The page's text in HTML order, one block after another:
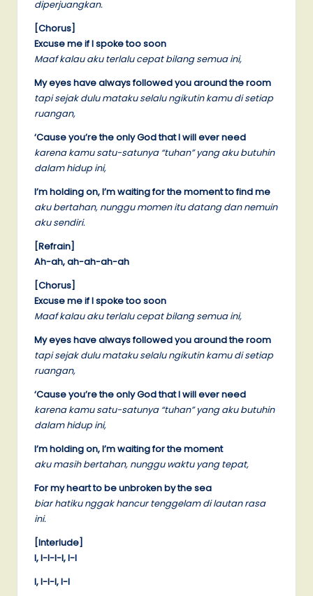
diperjuangkan.
[Chorus]
Excuse me if I spoke too soon
Maaf kalau aku terlalu cepat bilang semua ini,
My eyes have always followed you around the room
tapi sejak dulu mataku selalu ngikutin kamu di setiap
ruangan,
‘Cause you’re the only God that I will ever need
karena kamu satu-satunya “tuhan” yang aku butuhin
dalam hidup ini,
I’m holding on, I’m waiting for the moment to find me
aku bertahan, nunggu momen itu datang dan nemuin
aku sendiri.
[Refrain]
Ah-ah, ah-ah-ah-ah
[Chorus]
Excuse me if I spoke too soon
Maaf kalau aku terlalu cepat bilang semua ini,
My eyes have always followed you around the room
tapi sejak dulu mataku selalu ngikutin kamu di setiap
ruangan,
‘Cause you’re the only God that I will ever need
karena kamu satu-satunya “tuhan” yang aku butuhin
dalam hidup ini,
I’m holding on, I’m waiting for the moment
aku masih bertahan, nunggu waktu yang tepat,
For my heart to be unbroken by the sea
biar hatiku nggak hancur tenggelam di lautan rasa
ini.
[Interlude]
I, I-I-I-I, I-I
I, I-I-I, I-I